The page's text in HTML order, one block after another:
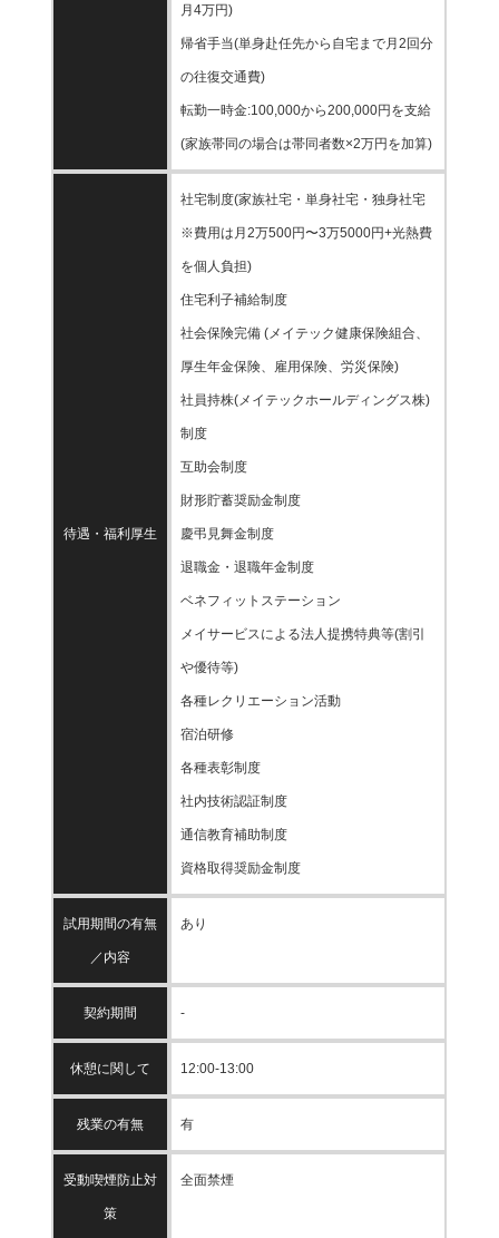
月4万円)
帰省手当(単身赴任先から自宅まで月2回分
の往復交通費)
転勤一時金:100,000から200,000円を支給
(家族帯同の場合は帯同者数×2万円を加算)
待遇・福利厚生
社宅制度(家族社宅・単身社宅・独身社宅
※費用は月2万500円〜3万5000円+光熱費
を個人負担)
住宅利子補給制度
社会保険完備 (メイテック健康保険組合、
厚生年金保険、雇用保険、労災保険)
社員持株(メイテックホールディングス株)
制度
互助会制度
財形貯蓄奨励金制度
慶弔見舞金制度
退職金・退職年金制度
ベネフィットステーション
メイサービスによる法人提携特典等(割引
や優待等)
各種レクリエーション活動
宿泊研修
各種表彰制度
社内技術認証制度
通信教育補助制度
資格取得奨励金制度
試用期間の有無
／内容
あり
契約期間 -
休憩に関して 12:00-13:00
残業の有無 有
受動喫煙防止対
策
全面禁煙